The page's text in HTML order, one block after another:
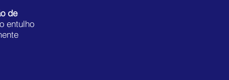
de
entulho